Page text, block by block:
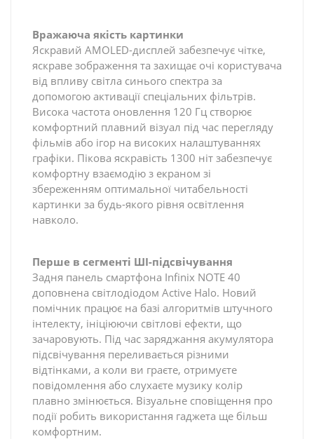
Вражаюча якість картинки
Яскравий AMOLED-дисплей забезпечує чітке,
яскраве зображення та захищає очі користувача
від впливу світла синього спектра за
допомогою активації спеціальних фільтрів.
Висока частота оновлення 120 Гц створює
комфортний плавний візуал під час перегляду
фільмів або ігор на високих налаштуваннях
графіки. Пікова яскравість 1300 ніт забезпечує
комфортну взаємодію з екраном зі
збереженням оптимальної читабельності
картинки за будь-якого рівня освітлення
навколо.
Перше в сегменті ШІ-підсвічування
Задня панель смартфона Infinix NOTE 40
доповнена світлодіодом Active Halo. Новий
помічник працює на базі алгоритмів штучного
інтелекту, ініціюючи світлові ефекти, що
зачаровують. Під час заряджання акумулятора
підсвічування переливається різними
відтінками, а коли ви граєте, отримуєте
повідомлення або слухаєте музику колір
плавно змінюється. Візуальне сповіщення про
події робить використання гаджета ще більш
комфортним.